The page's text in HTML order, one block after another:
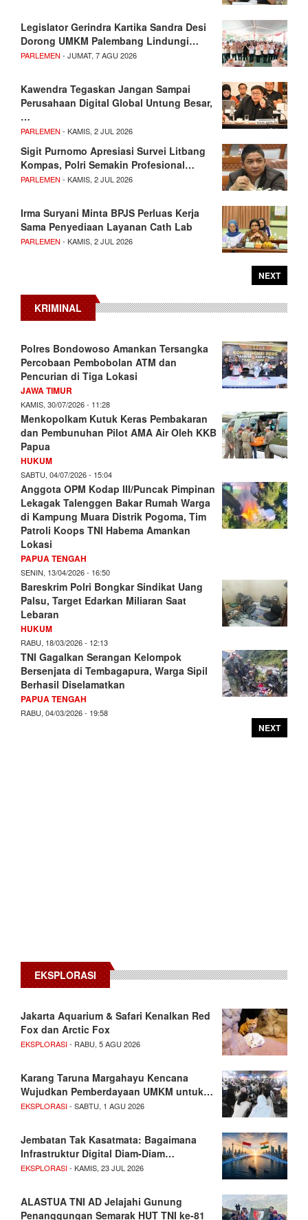
Legislator Gerindra Kartika Sandra Desi
Dorong UMKM Palembang Lindungi…
PARLEMEN - JUMAT, 7 AGU 2026
Kawendra Tegaskan Jangan Sampai
Perusahaan Digital Global Untung Besar,
…
PARLEMEN - KAMIS, 2 JUL 2026
Sigit Purnomo Apresiasi Survei Litbang
Kompas, Polri Semakin Profesional…
PARLEMEN - KAMIS, 2 JUL 2026
Irma Suryani Minta BPJS Perluas Kerja
Sama Penyediaan Layanan Cath Lab
PARLEMEN - KAMIS, 2 JUL 2026
NEXT
KRIMINAL
Polres Bondowoso Amankan Tersangka
Percobaan Pembobolan ATM dan
Pencurian di Tiga Lokasi
JAWA TIMUR
KAMIS, 30/07/2026 - 11:28
Menkopolkam Kutuk Keras Pembakaran
dan Pembunuhan Pilot AMA Air Oleh KKB
Papua
HUKUM
SABTU, 04/07/2026 - 15:04
Anggota OPM Kodap III/Puncak Pimpinan
Lekagak Talenggen Bakar Rumah Warga
di Kampung Muara Distrik Pogoma, Tim
Patroli Koops TNI Habema Amankan
Lokasi
PAPUA TENGAH
SENIN, 13/04/2026 - 16:50
Bareskrim Polri Bongkar Sindikat Uang
Palsu, Target Edarkan Miliaran Saat
Lebaran
HUKUM
RABU, 18/03/2026 - 12:13
TNI Gagalkan Serangan Kelompok
Bersenjata di Tembagapura, Warga Sipil
Berhasil Diselamatkan
PAPUA TENGAH
RABU, 04/03/2026 - 19:58
NEXT
EKSPLORASI
Jakarta Aquarium & Safari Kenalkan Red
Fox dan Arctic Fox
EKSPLORASI- RABU, 5 AGU 2026
Karang Taruna Margahayu Kencana
Wujudkan Pemberdayaan UMKM untuk…
EKSPLORASI- SABTU, 1 AGU 2026
Jembatan Tak Kasatmata: Bagaimana
Infrastruktur Digital Diam-Diam…
EKSPLORASI- KAMIS, 23 JUL 2026
ALASTUA TNI AD Jelajahi Gunung
Penanggungan Semarak HUT TNI ke-81